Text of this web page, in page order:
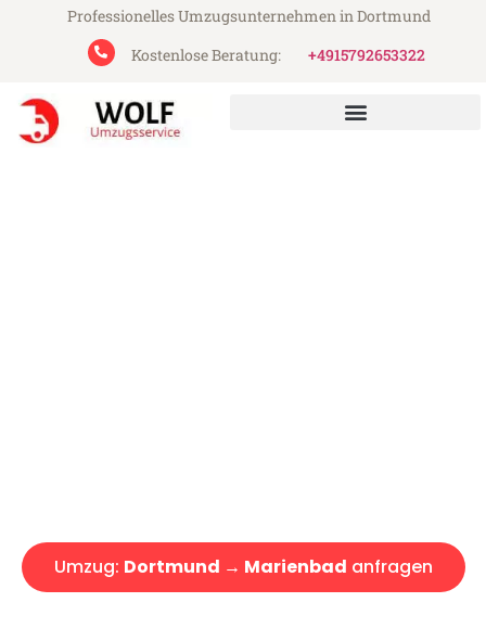
Professionelles Umzugsunternehmen in Dortmund
Kostenlose Beratung:
+4915792653322
Umzug: Dortmund → Marienbad anfragen